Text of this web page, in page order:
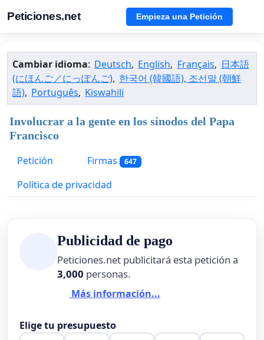
Peticiones.net Empieza una Petición
Cambiar idioma: Deutsch, English, Français, 日本語
(にほんご／にっぽんご), 한국어 (韓國語), 조선말 (朝鮮
語), Português, Kiswahili
Involucrar a la gente en los sínodos del Papa
Francisco
Petición
Firmas 647
Política de privacidad
Publicidad de pago
Peticiones.net publicitará esta petición a
3,000 personas.
Más información...
Elige tu presupuesto